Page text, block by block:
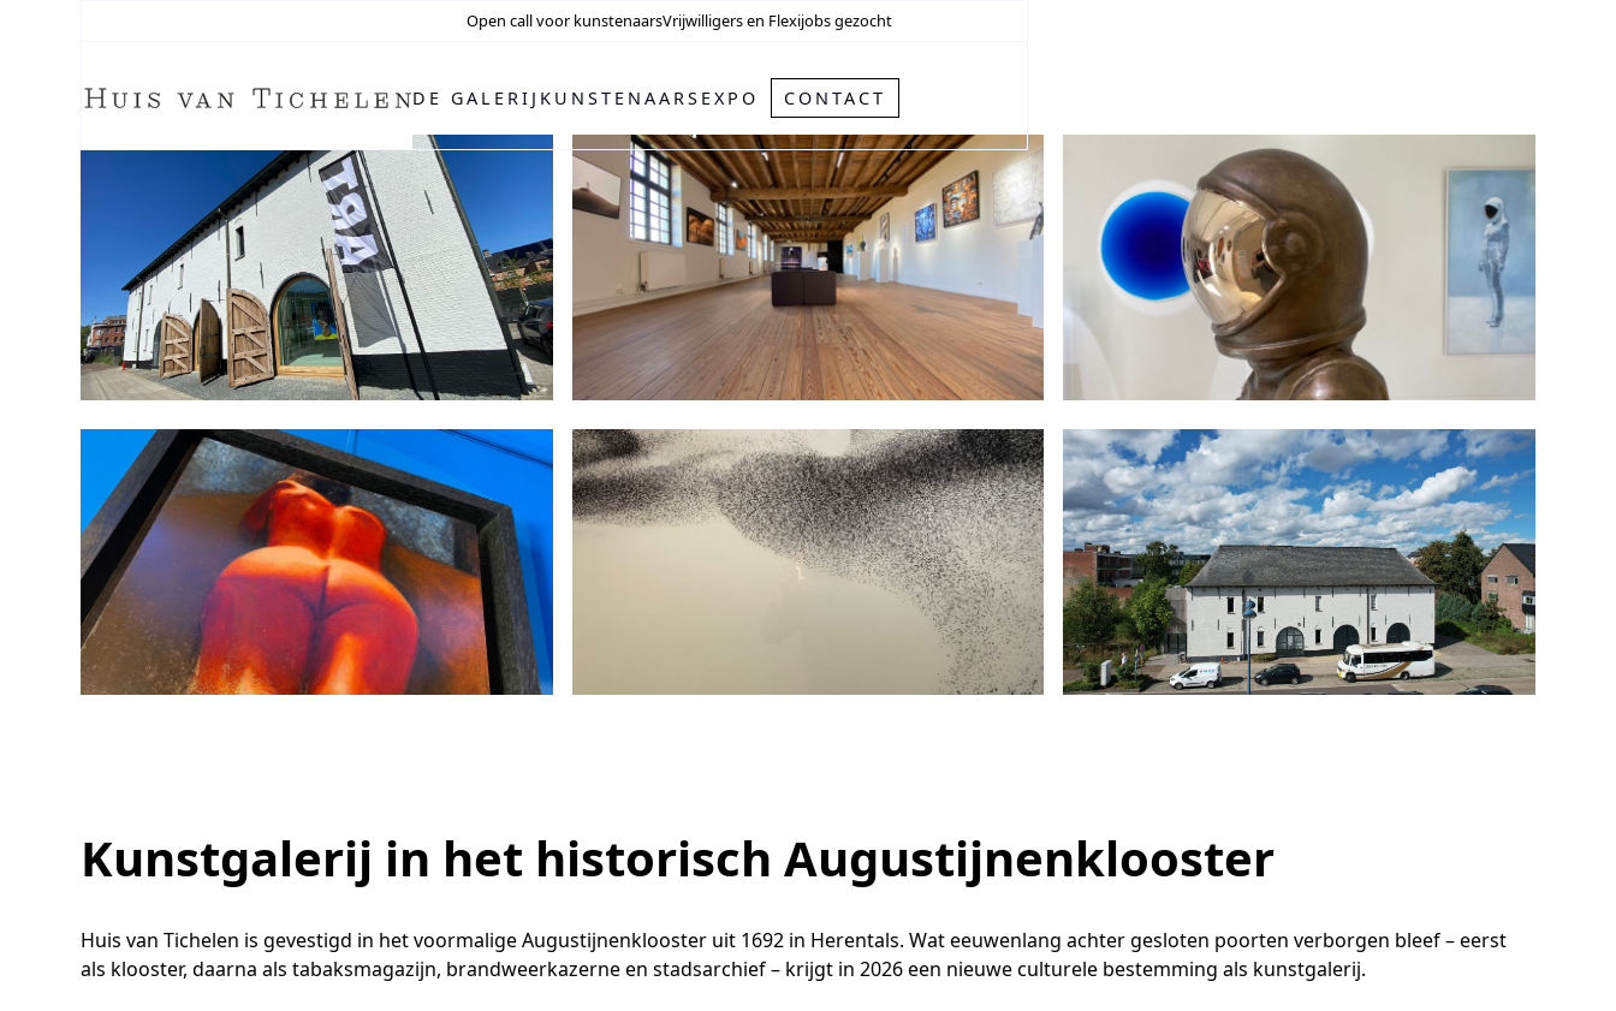
Open call voor kunstenaarsVrijwilligers en Flexijobs gezocht
DE GALERIJ KUNSTENAARS EXPO CONTACT
Kunstgalerij in het historisch Augustijnenklooster
Huis van Tichelen is gevestigd in het voormalige Augustijnenklooster uit 1692 in Herentals. Wat eeuwenlang achter gesloten poorten verborgen bleef – eerst
als klooster, daarna als tabaksmagazijn, brandweerkazerne en stadsarchief – krijgt in 2026 een nieuwe culturele bestemming als kunstgalerij.